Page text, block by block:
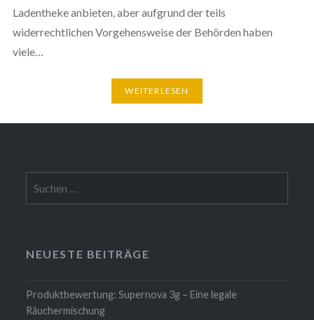
Ladentheke anbieten, aber aufgrund der teils
widerrechtlichen Vorgehensweise der Behörden haben
viele…
WEITERLESEN
nach:
NEUESTE BEITRÄGE
Produktbewertung: Supernova 3g – Eine legale
Räuchermischung